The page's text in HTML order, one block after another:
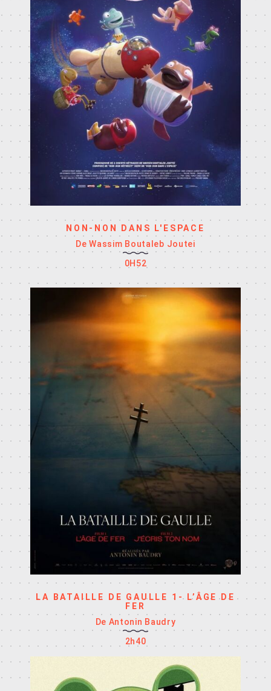
NON-NON DANS L'ESPACE
De Wassim Boutaleb Joutei
0H52
LA BATAILLE DE GAULLE 1- L’ÂGE DE
FER
De Antonin Baudry
2h40